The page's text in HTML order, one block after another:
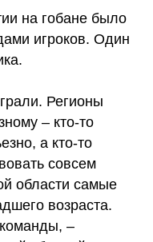
на гобане было
игроков. Один
Регионы
– кто-то
а кто-то
совсем
области самые
возраста.
–